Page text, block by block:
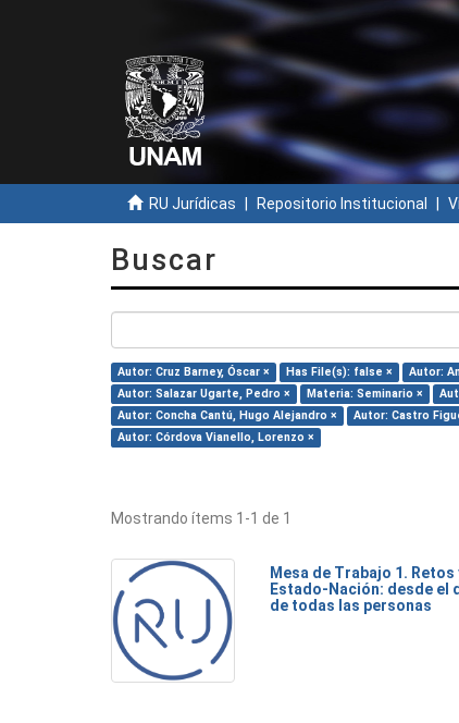
RU Jurídicas Repositorio Institucional
Buscar
Autor: Cruz Barney, Óscar × Has File(s): false × Autor:
Autor: Salazar Ugarte, Pedro ×
Materia: Seminario ×
Autor: Concha Cantú, Hugo Alejandro ×
Autor: Castro
Autor: Córdova Vianello, Lorenzo ×
Mostrando ítems 1-1 de 1
Mesa de Trabajo 1.
Estado-Nación: desde el
de todas las personas